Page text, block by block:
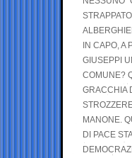
IN CAPO, A
GIUSEPPI
COMUNE?
GRACCHIA
MANONE.
DI PACE